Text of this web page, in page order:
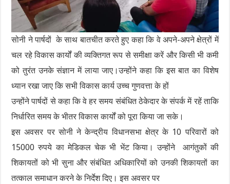
सोनी ने पार्षदों के साथ बातचीत करते हुए कहा कि वे अपने-अपने क्षेत्रों में
चल रहे विकास कार्यों की व्यक्तिगत रूप से समीक्षा करें और किसी भी कमी
को तुरंत उनके संज्ञान में लाया जाए।उन्होंने कहा कि इस बात का विशेष
ध्यान रखा जाए कि सभी विकास कार्य उच्च गुणवत्ता के हों
उन्होंने पार्षदों से कहा कि वे हर समय संबंधित ठेकेदार के संपर्क में रहें ताकि
निर्धारित समय के भीतर विकास कार्यों को पूरा किया जा सके।
इस अवसर पर सोनी ने केन्द्रीय विधानसभा क्षेत्र के 10 परिवारों को
15000 रुपये का मेडिकल चेक भी भेंट किया। उन्होंने आगंतुकों की
शिकायतों को भी सुना और संबंधित अधिकारियों को उनकी शिकायतों का
तत्काल समाधान करने के निर्देश दिए। इस अवसर पर